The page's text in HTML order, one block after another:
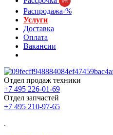
Распродажа-%
Услуги
Доставка
Оплата
Вакансии
Отдел продаж техники
+7 495 226-01-69
Отдел запчастей
+7 495 210-97-65
.